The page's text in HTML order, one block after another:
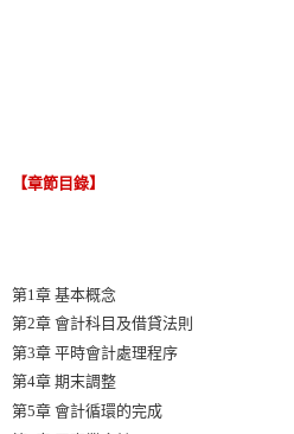
【章節目錄】
第1章 基本概念
第2章 會計科目及借貸法則
第3章 平時會計處理程序
第4章 期末調整
第5章 會計循環的完成